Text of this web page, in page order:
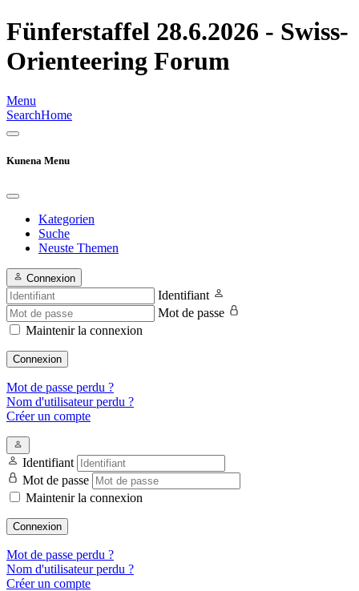
Fünferstaffel 28.6.2026 - Swiss-
Orienteering Forum
Menu
SearchHome
Kunena Menu
Kategorien
Suche
Neuste Themen
Connexion
Identifiant
Mot de passe
Maintenir la connexion
Connexion
Mot de passe perdu ?
Nom d'utilisateur perdu ?
Créer un compte
Identifiant
Mot de passe
Maintenir la connexion
Connexion
Mot de passe perdu ?
Nom d'utilisateur perdu ?
Créer un compte